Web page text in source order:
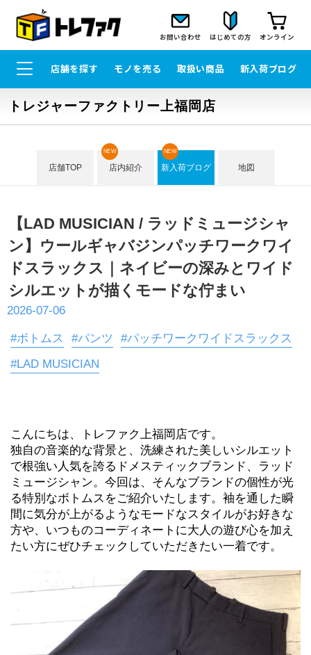
お問い合わせ はじめての方 オンライン
店舗を探す モノを売る 取扱い商品 新入荷ブログ
トレジャーファクトリー上福岡店
店舗TOP 店内紹介
NEW
新入荷ブログ
NEW
地図
【LAD MUSICIAN / ラッドミュージシャ
ン】ウールギャバジンパッチワークワイ
ドスラックス｜ネイビーの深みとワイド
シルエットが描くモードな佇まい
2026-07-06
#ボトムス #パンツ
#パッチワークワイドスラックス
#LAD MUSICIAN
こんにちは、トレファク上福岡店です。
独自の音楽的な背景と、洗練された美しいシルエット
で根強い人気を誇るドメスティックブランド、ラッド
ミュージシャン。今回は、そんなブランドの個性が光
る特別なボトムスをご紹介いたします。袖を通した瞬
間に気分が上がるようなモードなスタイルがお好きな
方や、いつものコーディネートに大人の遊び心を加え
たい方にぜひチェックしていただきたい一着です。